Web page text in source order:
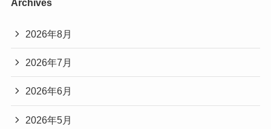
Archives
2026年8月
2026年7月
2026年6月
2026年5月